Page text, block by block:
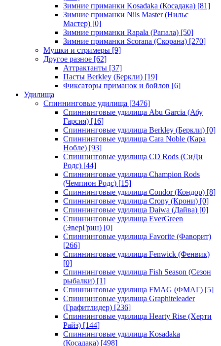
Зимние приманки Kosadaka (Косадака) [81]
Зимние приманки Nils Master (Нильс
Мастер) [0]
Зимние приманки Rapala (Рапала) [50]
Зимние приманки Scorana (Скорана) [270]
Мушки и стримеры [9]
Другое разное [62]
Аттрактанты [37]
Пасты Berkley (Беркли) [19]
Фиксаторы приманок и бойлов [6]
Удилища
Спиннинговые удилища [3476]
Спиннинговые удилища Abu Garcia (Абу
Гарсия) [16]
Спиннинговые удилища Berkley (Беркли) [0]
Спиннинговые удилища Cara Noble (Кара
Нобле) [93]
Спиннинговые удилища CD Rods (СиДи
Родс) [44]
Спиннинговые удилища Champion Rods
(Чемпион Родс) [15]
Спиннинговые удилища Condor (Кондор) [8]
Спиннинговые удилища Crony (Крони) [0]
Спиннинговые удилища Daiwa (Дайва) [0]
Спиннинговые удилища EverGreen
(ЭверГрин) [0]
Спиннинговые удилища Favorite (Фаворит)
[266]
Спиннинговые удилища Fenwick (Фенвик)
[0]
Спиннинговые удилища Fish Season (Сезон
рыбалки) [1]
Спиннинговые удилища FMAG (ФМАГ) [5]
Спиннинговые удилища Graphiteleader
(Графитлидер) [236]
Спиннинговые удилища Hearty Rise (Херти
Райз) [144]
Спиннинговые удилища Kosadaka
(Косадака) [498]